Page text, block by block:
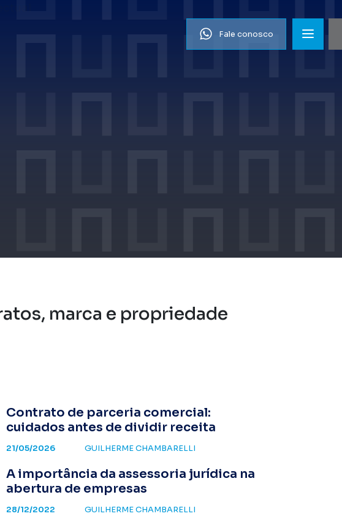
Fale conosco
marca e propriedade
Contrato de parceria comercial:
cuidados antes de dividir receita
21/05/2026 GUILHERME CHAMBARELLI
A importância da assessoria jurídica na
abertura de empresas
28/12/2022 GUILHERME CHAMBARELLI